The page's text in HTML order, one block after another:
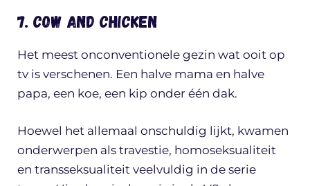
7. Cow and Chicken
Het meest onconventionele gezin wat ooit op
tv is verschenen. Een halve mama en halve
papa, een koe, een kip onder één dak.
Hoewel het allemaal onschuldig lijkt, kwamen
onderwerpen als travestie, homoseksualiteit
en transseksualiteit veelvuldig in de serie